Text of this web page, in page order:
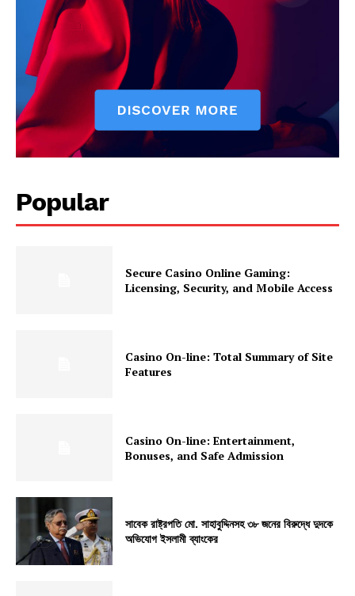
Popular
Secure Casino Online Gaming:
Licensing, Security, and Mobile Access
Casino On-line: Total Summary of Site
Features
Casino On-line: Entertainment,
Bonuses, and Safe Admission
সাবেক রাষ্ট্রপতি মো. সাহাবুদ্দিনসহ ৩৮ জনের বিরুদ্ধে দুদকে
অভিযোগ ইসলামী ব্যাংকের